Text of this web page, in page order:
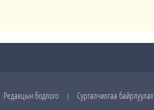
Редакцын бодлого | Сурталчилгаа байрлуулах